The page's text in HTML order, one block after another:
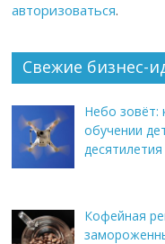
авторизоваться.
Свежие бизнес-
Небо зовёт:
обучении
десятилетия
Кофейная